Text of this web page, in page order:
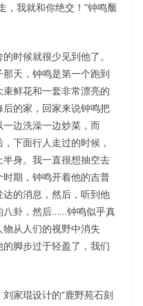
，我就和你绝交！”钟鸣颓
时候就很少见到他了。
天，钟鸣是第一个跑到
鲜花和一套非常漂亮的
的家，回家来说钟鸣把
边洗澡一边炒菜，而
下面行人走过的时候，
身。我一直很想抽空去
期，钟鸣开着他的吉普
的消息，然后，听到他
八卦，然后……钟鸣似乎真
从人们的视野中消失
脚步过于轻盈了，我们
家琨设计的“鹿野苑石刻